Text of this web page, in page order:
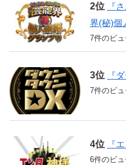
『
界(秘)個
7件のビュ
『
7件のビュ
『
6件のビュ